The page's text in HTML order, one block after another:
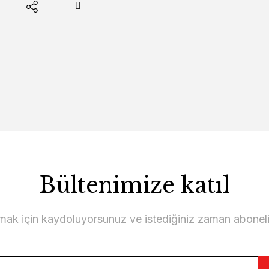
Bültenimize katıl
için kaydoluyorsunuz ve istediğiniz zaman